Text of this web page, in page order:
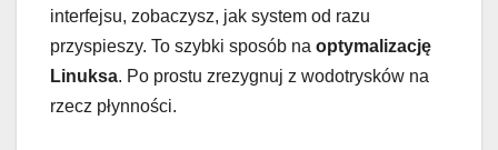
interfejsu, zobaczysz, jak system od razu
przyspieszy. To szybki sposób na optymalizację
Linuksa. Po prostu zrezygnuj z wodotrysków na
rzecz płynności.